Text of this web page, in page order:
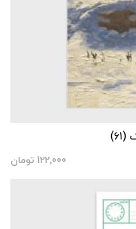
122,000 تومان